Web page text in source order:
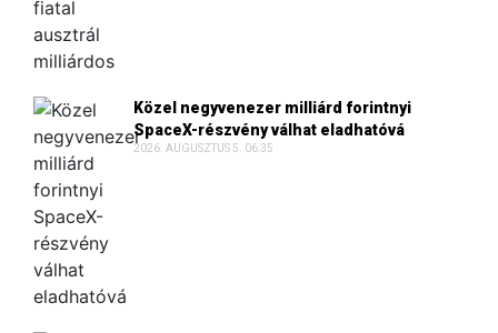
Közel negyvenezer milliárd forintnyi
SpaceX-részvény válhat eladhatóvá
2026. AUGUSZTUS 5. 06:35